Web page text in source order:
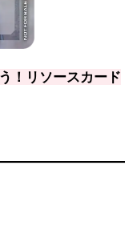
！リソースカード